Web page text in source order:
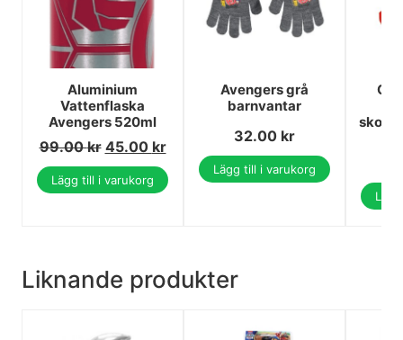
Aluminium
Vattenflaska
Avengers 520ml
99.00kr 45.00 kr
Lägg till i varukorg
Avengers grå
barnvantar
32.00 kr
Lägg till i varukorg
Liknande produkter